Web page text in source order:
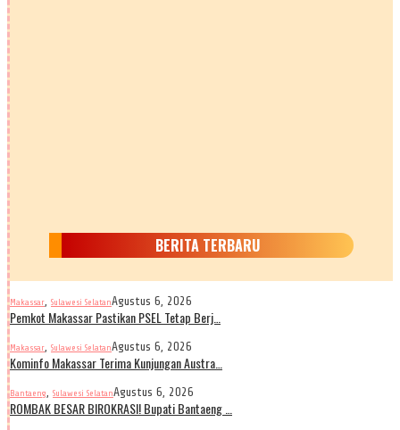
BERITA TERBARU
Makassar, Sulawesi SelatanAgustus 6, 2026
Pemkot Makassar Pastikan PSEL Tetap Berj…
Makassar, Sulawesi SelatanAgustus 6, 2026
Kominfo Makassar Terima Kunjungan Austra…
Bantaeng, Sulawesi SelatanAgustus 6, 2026
ROMBAK BESAR BIROKRASI! Bupati Bantaeng …